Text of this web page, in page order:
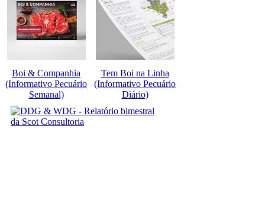
Boi & Companhia
(Informativo Pecuário
Semanal)
Tem Boi na Linha
(Informativo Pecuário
Diário)